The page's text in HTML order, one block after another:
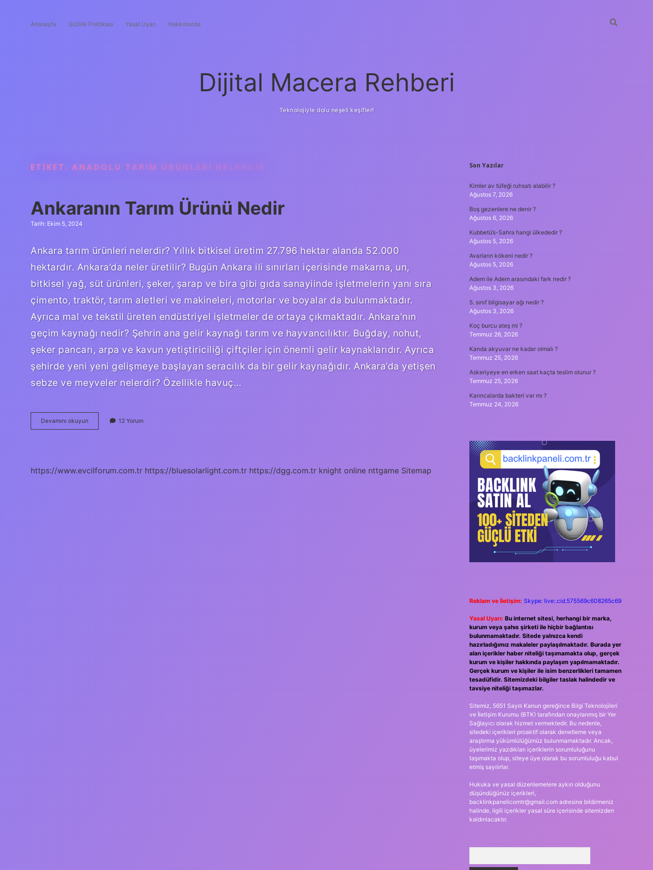
Anasayfa Gizlilik Politikası Yasal Uyarı Hakkımızda
Dijital Macera Rehberi
Teknolojiyle dolu neşeli keşifler!
ETIKET: ANADOLU TARIM ÜRÜNLERI NELERDIR
Ankaranın Tarım Ürünü Nedir
Tarih: Ekim 5, 2024
Ankara tarım ürünleri nelerdir? Yıllık bitkisel üretim 27.796 hektar alanda 52.000
hektardır. Ankara’da neler üretilir? Bugün Ankara ili sınırları içerisinde makarna, un,
bitkisel yağ, süt ürünleri, şeker, şarap ve bira gibi gıda sanayiinde işletmelerin yanı sıra
çimento, traktör, tarım aletleri ve makineleri, motorlar ve boyalar da bulunmaktadır.
Ayrıca mal ve tekstil üreten endüstriyel işletmeler de ortaya çıkmaktadır. Ankara’nın
geçim kaynağı nedir? Şehrin ana gelir kaynağı tarım ve hayvancılıktır. Buğday, nohut,
şeker pancarı, arpa ve kavun yetiştiriciliği çiftçiler için önemli gelir kaynaklarıdır. Ayrıca
şehirde yeni yeni gelişmeye başlayan seracılık da bir gelir kaynağıdır. Ankara’da yetişen
sebze ve meyveler nelerdir? Özellikle havuç…
Devamını okuyun Ankaranın
Tarım
12 Yorum
https://www.evcilforum.com.tr https://bluesolarlight.com.tr https://dgg.com.tr knight online nttgame Sitemap
SIDEBAR
Son Yazılar
Kimler av tüfeği ruhsatı alabilir ?
Ağustos 7, 2026
Boş gezenlere ne denir ?
Ağustos 6, 2026
Kubbetü’s-Sahra hangi ülkededir ?
Ağustos 5, 2026
Avarların kökeni nedir ?
Ağustos 5, 2026
Adem ile Adem arasındaki fark nedir ?
Ağustos 3, 2026
5. sınıf bilgisayar ağı nedir ?
Ağustos 3, 2026
Koç burcu ateş mi ?
Temmuz 26, 2026
Kanda akyuvar ne kadar olmalı ?
Temmuz 25, 2026
Askeriyeye en erken saat kaçta teslim olunur ?
Temmuz 25, 2026
Karıncalarda bakteri var mı ?
Temmuz 24, 2026
Reklam ve İletişim: Skype: live:.cid.575569c608265c69
Yasal Uyarı: Bu internet sitesi, herhangi bir marka,
kurum veya şahıs şirketi ile hiçbir bağlantısı
bulunmamaktadır. Sitede yalnızca kendi
hazırladığımız makaleler paylaşılmaktadır. Burada yer
alan içerikler haber niteliği taşımamakta olup, gerçek
kurum ve kişiler hakkında paylaşım yapılmamaktadır.
Gerçek kurum ve kişiler ile isim benzerlikleri tamamen
tesadüfidir. Sitemizdeki bilgiler taslak halindedir ve
tavsiye niteliği taşımazlar.
Sitemiz, 5651 Sayılı Kanun gereğince Bilgi Teknolojileri
ve İletişim Kurumu (BTK) tarafından onaylanmış bir Yer
Sağlayıcı olarak hizmet vermektedir. Bu nedenle,
sitedeki içerikleri proaktif olarak denetleme veya
araştırma yükümlülüğümüz bulunmamaktadır. Ancak,
üyelerimiz yazdıkları içeriklerin sorumluluğunu
taşımakta olup, siteye üye olarak bu sorumluluğu kabul
etmiş sayılırlar.
Hukuka ve yasal düzenlemelere aykırı olduğunu
düşündüğünüz içerikleri,
backlinkpanelicomtr@gmail.comadresine bildirmeniz
halinde, ilgili içerikler yasal süre içerisinde sitemizden
kaldırılacaktır.